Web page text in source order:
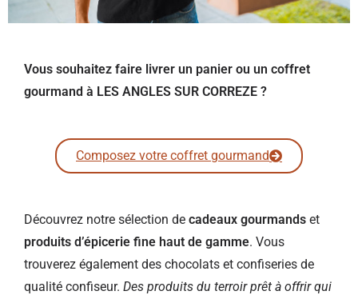
Vous souhaitez faire livrer un panier ou un coffret
gourmand à LES ANGLES SUR CORREZE ?
Composez votre coffret gourmand
Découvrez notre sélection de cadeaux gourmands et
produits d’épicerie fine haut de gamme. Vous
trouverez également des chocolats et confiseries de
qualité confiseur. Des produits du terroir prêt à offrir qui